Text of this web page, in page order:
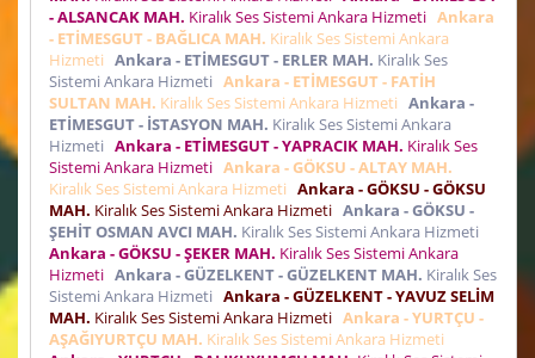
- ALSANCAK MAH. Kiralık Ses Sistemi Ankara Hizmeti Ankara
- ETİMESGUT - BAĞLICA MAH. Kiralık Ses Sistemi Ankara
Hizmeti Ankara - ETİMESGUT - ERLER MAH. Kiralık Ses
Sistemi Ankara Hizmeti Ankara - ETİMESGUT - FATİH
SULTAN MAH. Kiralık Ses Sistemi Ankara Hizmeti Ankara -
ETİMESGUT - İSTASYON MAH. Kiralık Ses Sistemi Ankara
Hizmeti Ankara - ETİMESGUT - YAPRACIK MAH. Kiralık Ses
Sistemi Ankara Hizmeti Ankara - GÖKSU - ALTAY MAH.
Kiralık Ses Sistemi Ankara Hizmeti Ankara - GÖKSU - GÖKSU
MAH. Kiralık Ses Sistemi Ankara Hizmeti Ankara - GÖKSU -
ŞEHİT OSMAN AVCI MAH. Kiralık Ses Sistemi Ankara Hizmeti
Ankara - GÖKSU - ŞEKER MAH. Kiralık Ses Sistemi Ankara
Hizmeti Ankara - GÜZELKENT - GÜZELKENT MAH. Kiralık Ses
Sistemi Ankara Hizmeti Ankara - GÜZELKENT - YAVUZ SELİM
MAH. Kiralık Ses Sistemi Ankara Hizmeti Ankara - YURTÇU -
AŞAĞIYURTÇU MAH. Kiralık Ses Sistemi Ankara Hizmeti